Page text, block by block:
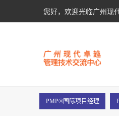
您好，欢迎光临广州现
PMP®国际项目经理